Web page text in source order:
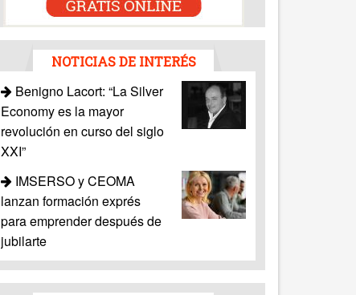
NOTICIAS DE INTERÉS
Benigno Lacort: “La Silver
Economy es la mayor
revolución en curso del siglo
XXI”
IMSERSO y CEOMA
lanzan formación exprés
para emprender después de
jubilarte